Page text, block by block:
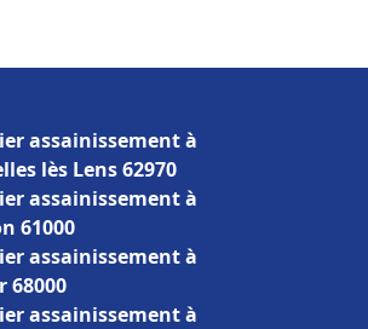
assainissement à
lès Lens 62970
assainissement à
61000
assainissement à
68000
assainissement à